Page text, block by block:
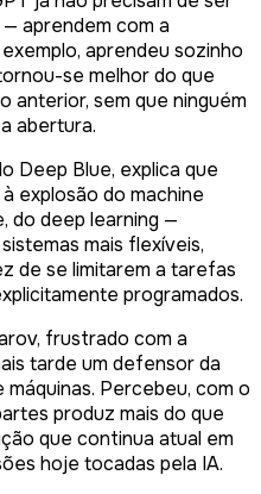
aprendem com a
aprendeu sozinho
se melhor do que
anterior, sem que ninguém
abertura.
Deep Blue, explica que
explosão do machine
do deep learning —
mais flexíveis,
de se limitarem a tarefas
programados.
frustrado com a
tarde um defensor da
Percebeu, com o
produz mais do que
que continua atual em
hoje tocadas pela IA.